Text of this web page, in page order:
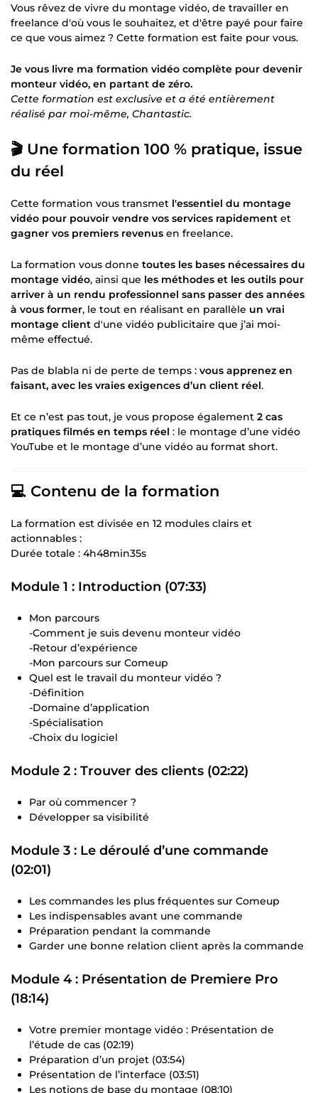
Vous rêvez de vivre du montage vidéo, de travailler en
freelance d'où vous le souhaitez, et d'être payé pour faire
ce que vous aimez ? Cette formation est faite pour vous.
Je vous livre ma formation vidéo complète pour devenir
monteur vidéo, en partant de zéro.
Cette formation est exclusive et a été entièrement
réalisé par moi-même, Chantastic.
🎬 Une formation 100 % pratique, issue
du réel
Cette formation vous transmet l'essentiel du montage
vidéo pour pouvoir vendre vos services rapidement et
gagner vos premiers revenus en freelance.
La formation vous donne toutes les bases nécessaires du
montage vidéo, ainsi que les méthodes et les outils pour
arriver à un rendu professionnel sans passer des années
à vous former, le tout en réalisant en parallèle un vrai
montage client d'une vidéo publicitaire que j’ai moi-
même effectué.
Pas de blabla ni de perte de temps : vous apprenez en
faisant, avec les vraies exigences d’un client réel.
Et ce n’est pas tout, je vous propose également 2 cas
pratiques filmés en temps réel : le montage d’une vidéo
YouTube et le montage d’une vidéo au format short.
💻 Contenu de la formation
La formation est divisée en 12 modules clairs et
actionnables :
Durée totale : 4h48min35s
Module 1 : Introduction (07:33)
Mon parcours
-Comment je suis devenu monteur vidéo
-Retour d’expérience
-Mon parcours sur Comeup
Quel est le travail du monteur vidéo ?
-Définition
-Domaine d’application
-Spécialisation
-Choix du logiciel
Module 2 : Trouver des clients (02:22)
Par où commencer ?
Développer sa visibilité
Module 3 : Le déroulé d’une commande
(02:01)
Les commandes les plus fréquentes sur Comeup
Les indispensables avant une commande
Préparation pendant la commande
Garder une bonne relation client après la commande
Module 4 : Présentation de Premiere Pro
(18:14)
Votre premier montage vidéo : Présentation de
l’étude de cas (02:19)
Préparation d’un projet (03:54)
Présentation de l’interface (03:51)
Les notions de base du montage (08:10)